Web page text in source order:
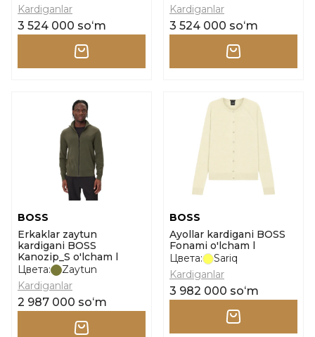
Kardiganlar
3 524 000 soʻm
Kardiganlar
3 524 000 soʻm
BOSS
Erkaklar zaytun
kardigani BOSS
Kanozip_S o'lcham l
Цвета:
Zaytun
Kardiganlar
2 987 000 soʻm
BOSS
Ayollar kardigani BOSS
Fonami o'lcham l
Цвета:
Sariq
Kardiganlar
3 982 000 soʻm